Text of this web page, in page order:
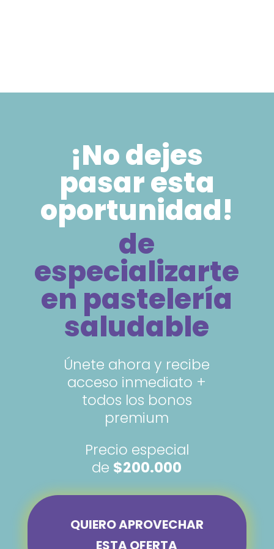
¡No dejes
pasar esta
oportunidad!
de
especializarte
en pastelería
saludable
Únete ahora y recibe
acceso inmediato +
todos los bonos
premium
Precio especial
de $200.000
QUIERO APROVECHAR
ESTA OFERTA